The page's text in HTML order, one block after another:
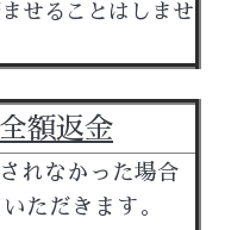
せることはしませ
額返金
れなかった場合
ただきます。